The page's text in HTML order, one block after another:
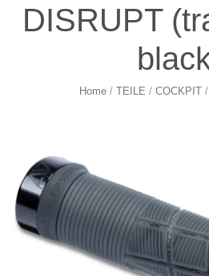
DISRUPT
Home / TEILE / COCKPIT /